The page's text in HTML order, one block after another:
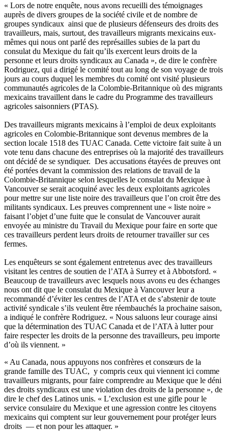
« Lors de notre enquête, nous avons recueilli des témoignages
auprès de divers groupes de la société civile et de nombre de
groupes syndicaux ainsi que de plusieurs défenseurs des droits des
travailleurs, mais, surtout, des travailleurs migrants mexicains eux-
mêmes qui nous ont parlé des représailles subies de la part du
consulat du Mexique du fait qu’ils exercent leurs droits de la
personne et leurs droits syndicaux au Canada », de dire le confrère
Rodriguez, qui a dirigé le comité tout au long de son voyage de trois
jours au cours duquel les membres du comité ont visité plusieurs
communautés agricoles de la Colombie-Britannique où des migrants
mexicains travaillent dans le cadre du Programme des travailleurs
agricoles saisonniers (PTAS).
Des travailleurs migrants mexicains à l’emploi de deux exploitants
agricoles en Colombie-Britannique sont devenus membres de la
section locale 1518 des TUAC Canada. Cette victoire fait suite à un
vote tenu dans chacune des entreprises où la majorité des travailleurs
ont décidé de se syndiquer. Des accusations étayées de preuves ont
été portées devant la commission des relations de travail de la
Colombie-Britannique selon lesquelles le consulat du Mexique à
Vancouver se serait acoquiné avec les deux exploitants agricoles
pour mettre sur une liste noire des travailleurs que l’on croit être des
militants syndicaux. Les preuves comprennent une « liste noire »
faisant l’objet d’une fuite que le consulat de Vancouver aurait
envoyée au ministre du Travail du Mexique pour faire en sorte que
ces travailleurs perdent leurs droits de retourner travailler sur ces
fermes.
Les enquêteurs se sont également entretenus avec des travailleurs
visitant les centres de soutien de l’ATA à Surrey et à Abbotsford. «
Beaucoup de travailleurs avec lesquels nous avons eu des échanges
nous ont dit que le consulat du Mexique à Vancouver leur a
recommandé d’éviter les centres de l’ATA et de s’abstenir de toute
activité syndicale s’ils veulent être réembauchés la prochaine saison,
a indiqué le confrère Rodriguez. « Nous saluons leur courage ainsi
que la détermination des TUAC Canada et de l’ATA à lutter pour
faire respecter les droits de la personne des travailleurs, peu importe
d’où ils viennent. »
« Au Canada, nous appuyons nos confrères et consœurs de la
grande famille des TUAC, y compris ceux qui viennent ici comme
travailleurs migrants, pour faire comprendre au Mexique que le déni
des droits syndicaux est une violation des droits de la personne », de
dire le chef des Latinos unis. « L’exclusion est une gifle pour le
service consulaire du Mexique et une agression contre les citoyens
mexicains qui comptent sur leur gouvernement pour protéger leurs
droits — et non pour les attaquer. »